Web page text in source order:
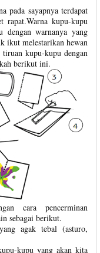
pada sayapnya terdapat
rapat.Warna kupu-kupu
dengan warnanya yang
ikut melestarikan hewan
kupu-kupu dengan
berikut ini.
cara pencerminan
sebagai berikut.
agak tebal (asturo,
kupu yang akan kita